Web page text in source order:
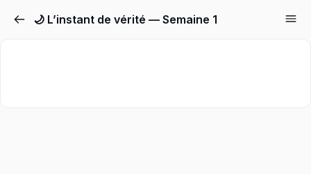
🌙 L’instant de vérité — Semaine 1